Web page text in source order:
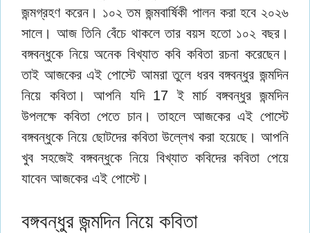
জন্মগ্রহণ করেন। ১০২ তম জন্মবার্ষিকী পালন করা হবে ২০২৬
সালে। আজ তিনি বেঁচে থাকলে তার বয়স হতো ১০২ বছর।
বঙ্গবন্ধুকে নিয়ে অনেক বিখ্যাত কবি কবিতা রচনা করেছেন।
তাই আজকের এই পোস্টে আমরা তুলে ধরব বঙ্গবন্ধুর জন্মদিন
নিয়ে কবিতা। আপনি যদি 17 ই মার্চ বঙ্গবন্ধুর জন্মদিন
উপলক্ষে কবিতা পেতে চান। তাহলে আজকের এই পোস্টে
বঙ্গবন্ধুকে নিয়ে ছোটদের কবিতা উল্লেখ করা হয়েছে। আপনি
খুব সহজেই বঙ্গবন্ধুকে নিয়ে বিখ্যাত কবিদের কবিতা পেয়ে
যাবেন আজকের এই পোস্টে।
বঙ্গবন্ধুর জন্মদিন নিয়ে কবিতা